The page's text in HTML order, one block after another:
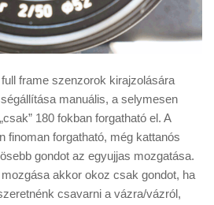
frame szenzorok kirajzolására
manuális, a selymesen
180 fokban forgatható el. A
finoman forgatható, még kattanós
gondot az egyujjas mozgatása.
akkor okoz csak gondot, ha
csavarni a vázra/vázról,